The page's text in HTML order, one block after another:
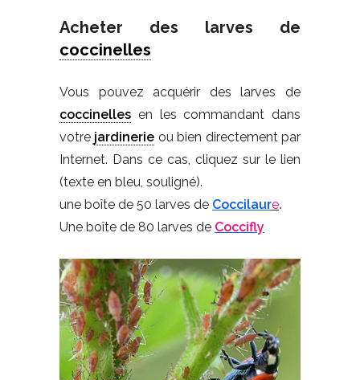
Acheter des larves de
coccinelles
Vous pouvez acquérir des larves de
coccinelles en les commandant dans
votre jardinerie ou bien directement par
Internet. Dans ce cas, cliquez sur le lien
(texte en bleu, souligné).
une boîte de 50 larves de Coccilaure.
Une boîte de 80 larves de Coccifly